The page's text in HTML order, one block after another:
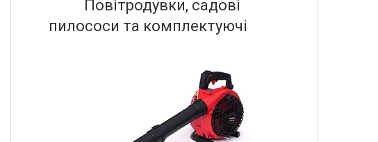
Повітродувки, садові
пилососи та комплектуючі